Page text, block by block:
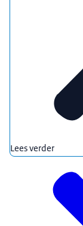
Lees verder